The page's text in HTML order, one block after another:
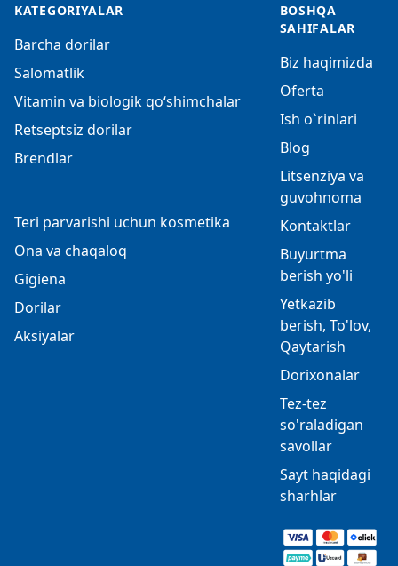
KATEGORIYALAR
Barcha dorilar
Salomatlik
Vitamin va biologik qo‘shimchalar
Retseptsiz dorilar
Brendlar
Teri parvarishi uchun kosmetika
Ona va chaqaloq
Gigiena
Dorilar
Aksiyalar
BOSHQA
SAHIFALAR
Biz haqimizda
Oferta
Ish o`rinlari
Blog
Litsenziya va
guvohnoma
Kontaktlar
Buyurtma
berish yo'li
Yetkazib
berish, To'lov,
Qaytarish
Dorixonalar
Tez-tez
so'raladigan
savollar
Sayt haqidagi
sharhlar